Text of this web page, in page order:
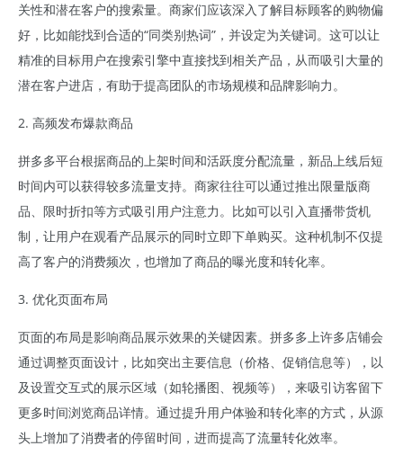
关性和潜在客户的搜索量。商家们应该深入了解目标顾客的购物偏
好，比如能找到合适的“同类别热词”，并设定为关键词。这可以让
精准的目标用户在搜索引擎中直接找到相关产品，从而吸引大量的
潜在客户进店，有助于提高团队的市场规模和品牌影响力。
2. 高频发布爆款商品
拼多多平台根据商品的上架时间和活跃度分配流量，新品上线后短
时间内可以获得较多流量支持。商家往往可以通过推出限量版商
品、限时折扣等方式吸引用户注意力。比如可以引入直播带货机
制，让用户在观看产品展示的同时立即下单购买。这种机制不仅提
高了客户的消费频次，也增加了商品的曝光度和转化率。
3. 优化页面布局
页面的布局是影响商品展示效果的关键因素。拼多多上许多店铺会
通过调整页面设计，比如突出主要信息（价格、促销信息等），以
及设置交互式的展示区域（如轮播图、视频等），来吸引访客留下
更多时间浏览商品详情。通过提升用户体验和转化率的方式，从源
头上增加了消费者的停留时间，进而提高了流量转化效率。